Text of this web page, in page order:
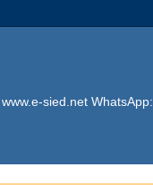
sied.net WhatsApp: